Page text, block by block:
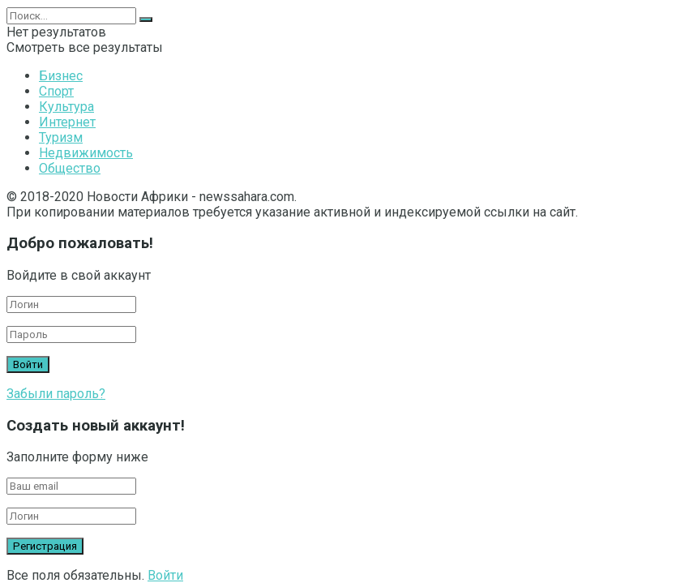
Нет результатов
Смотреть все результаты
Бизнес
Спорт
Культура
Интернет
Туризм
Недвижимость
Общество
© 2018-2020 Новости Африки - newssahara.com.
При копировании материалов требуется указание активной и индексируемой ссылки на сайт.
Добро пожаловать!
Войдите в свой аккаунт
Забыли пароль?
Создать новый аккаунт!
Заполните форму ниже
Все поля обязательны. Войти